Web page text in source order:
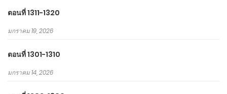
ตอนที่ 1311-1320
มกราคม 19, 2026
ตอนที่ 1301-1310
มกราคม 14, 2026